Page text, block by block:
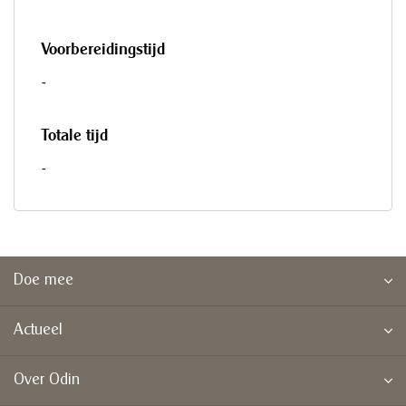
Voorbereidingstijd
-
Totale tijd
-
Doe mee
Actueel
Over Odin